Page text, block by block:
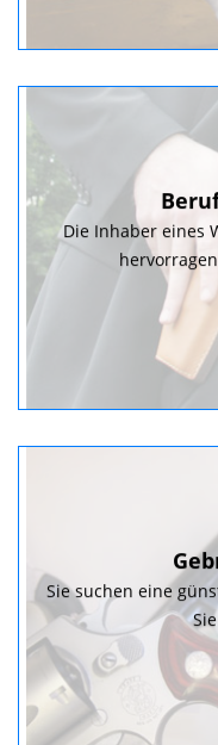
Die Inhaber eines
Sie suchen eine